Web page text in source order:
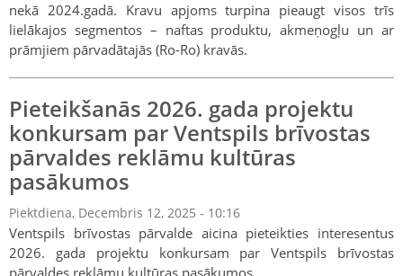
nekā 2024.gadā. Kravu apjoms turpina pieaugt visos trīs
lielākajos segmentos – naftas produktu, akmeņogļu un ar
prāmjiem pārvadātajās (Ro-Ro) kravās.
Pieteikšanās 2026. gada projektu
konkursam par Ventspils brīvostas
pārvaldes reklāmu kultūras
pasākumos
Piektdiena, Decembris 12, 2025 - 10:16
Ventspils brīvostas pārvalde aicina pieteikties interesentus
2026. gada projektu konkursam par Ventspils brīvostas
pārvaldes reklāmu kultūras pasākumos.